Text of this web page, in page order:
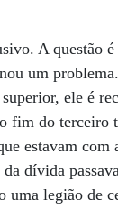
A questão
um
ele é
fim do terceiro
estavam com
dívida
uma legião de